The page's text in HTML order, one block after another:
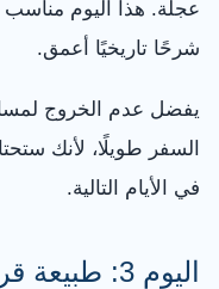
عجلة. هذا اليوم مناسب
شرحًا تاريخيًا أعمق.
يفضل عدم الخروج
السفر طويلًا، لأنك
في الأيام التالية.
اليوم 3: طبيعة قريبة من سراييفو